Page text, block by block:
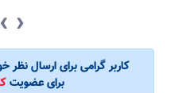
‹ ›
کاربر گرامی برای ارسال
برای عضویت